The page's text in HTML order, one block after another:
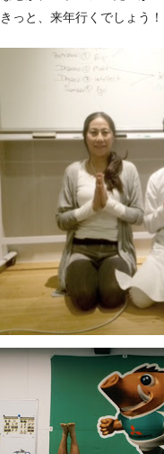
きっと、来年行くでしょう！